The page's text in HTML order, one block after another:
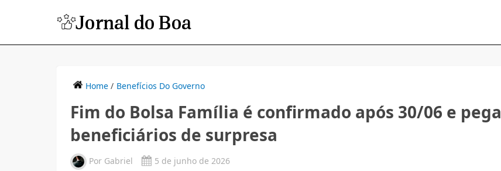
Home / Benefícios Do Governo
Fim do Bolsa Família é confirmado após 30/06 e pega
beneficiários de surpresa
Por Gabriel 5 de junho de 2026